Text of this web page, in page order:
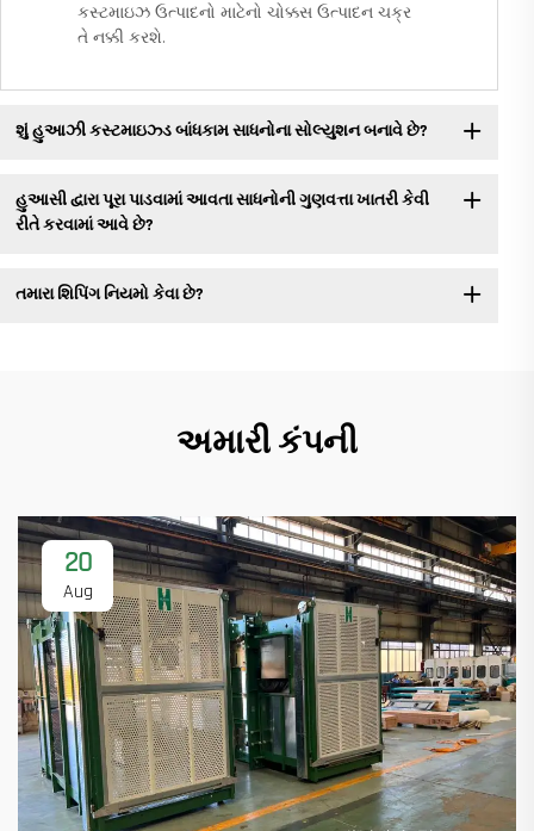
કસ્ટમાઇઝ ઉત્પાદનો માટેનો ચોક્કસ ઉત્પાદન ચક્ર
તે નક્કી કરશે.
શું હુઆઝી કસ્ટમાઇઝ્ડ બાંધકામ સાધનોના સોલ્યુશન બનાવે છે?
હુઆસી દ્વારા પૂરા પાડવામાં આવતા સાધનોની ગુણવત્તા ખાતરી કેવી
રીતે કરવામાં આવે છે?
તમારા શિપિંગ નિયમો કેવા છે?
અમારી કંપની
20
Aug